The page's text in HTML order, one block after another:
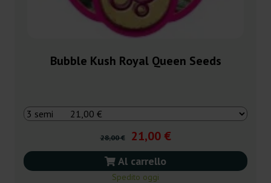
Bubble Kush Royal Queen Seeds
28,00 € 21,00 €
Al carrello
Spedito oggi